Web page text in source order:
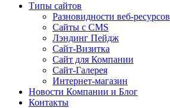
Типы сайтов
Разновидности веб-ресурсов
Сайты с CMS
Лэндинг Пейдж
Сайт-Визитка
Сайт для Компании
Сайт-Галерея
Интернет-магазин
Новости Компании и Блог
Контакты